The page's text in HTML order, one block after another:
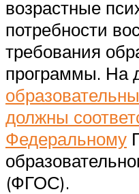
возрастные
потребности
требования
программы. На
должны
Федеральному
(ФГОС).